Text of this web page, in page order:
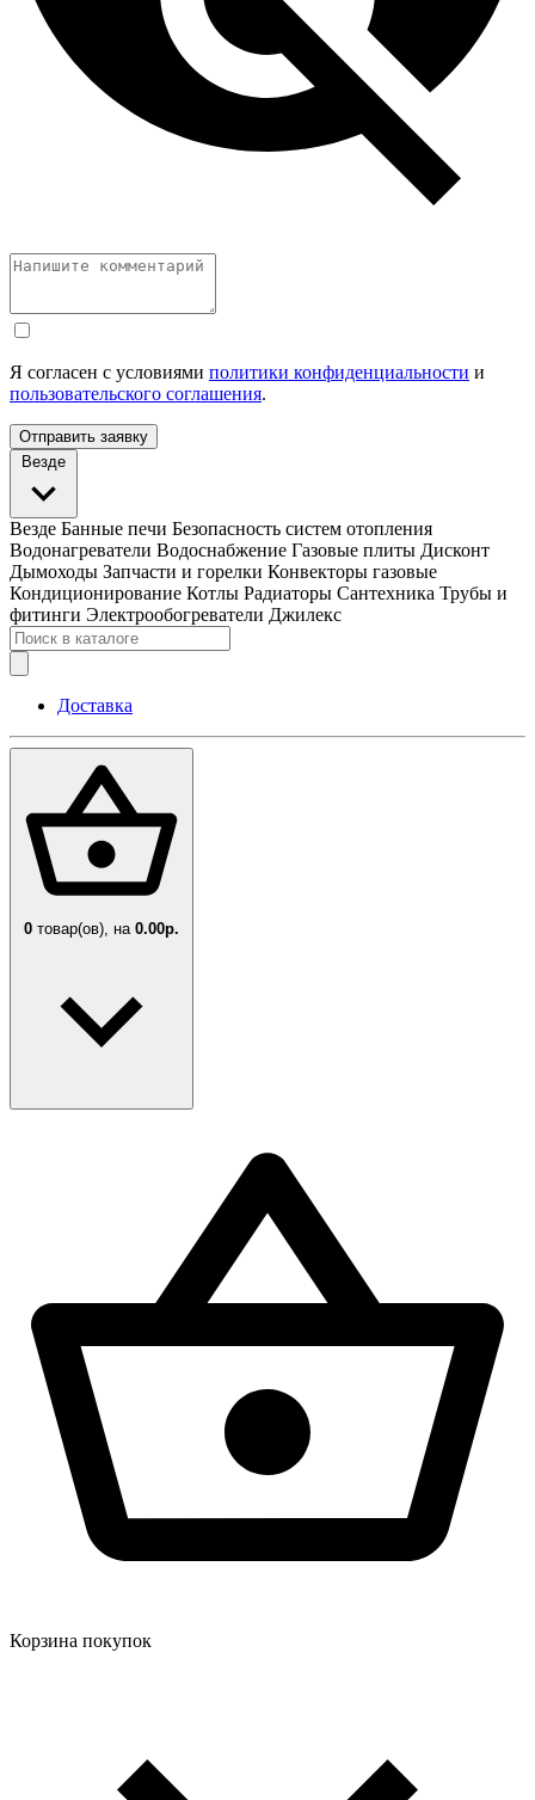
Я согласен с условиями политики конфиденциальности и
пользовательского соглашения.
Отправить заявку
Везде
Везде Банные печи Безопасность систем отопления
Водонагреватели Водоснабжение Газовые плиты Дисконт
Дымоходы Запчасти и горелки Конвекторы газовые
Кондиционирование Котлы Радиаторы Сантехника Трубы и
фитинги Электрообогреватели Джилекс
Доставка
0 товар(ов), на 0.00р.
Корзина покупок